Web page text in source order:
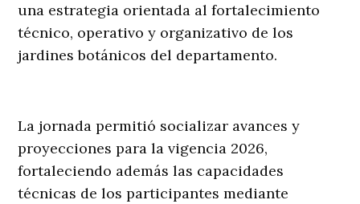
una estrategia orientada al fortalecimiento
técnico, operativo y organizativo de los
jardines botánicos del departamento.
La jornada permitió socializar avances y
proyecciones para la vigencia 2026,
fortaleciendo además las capacidades
técnicas de los participantes mediante